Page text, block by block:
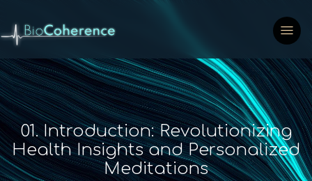
01. Introduction: Revolutionizing
Health Insights and Personalized
Meditations